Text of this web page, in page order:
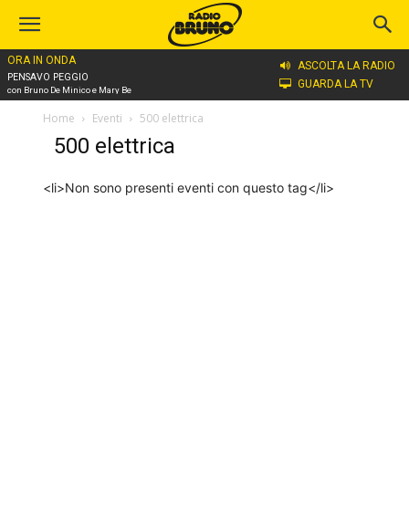
ORA IN ONDA
PENSAVO PEGGIO
con Bruno De Minico e Mary Be
ASCOLTA LA RADIO
GUARDA LA TV
Home Eventi 500 elettrica
500 elettrica
<li>Non sono presenti eventi con questo tag</li>